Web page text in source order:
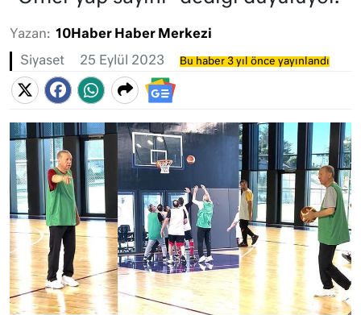
Yazan: 10Haber Haber Merkezi
Siyaset 25 Eylül 2023 Bu haber 3 yıl önce yayınlandı